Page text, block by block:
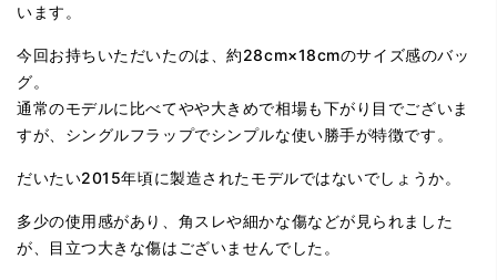
います。
今回お持ちいただいたのは、約28cm×18cmのサイズ感のバッ
グ。
通常のモデルに比べてやや大きめで相場も下がり目でございま
すが、シングルフラップでシンプルな使い勝手が特徴です。
だいたい2015年頃に製造されたモデルではないでしょうか。
多少の使用感があり、角スレや細かな傷などが見られました
が、目立つ大きな傷はございませんでした。